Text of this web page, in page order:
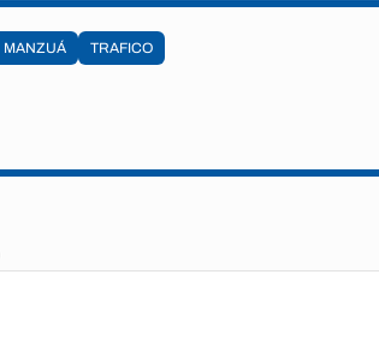
MANZUÁ TRAFICO